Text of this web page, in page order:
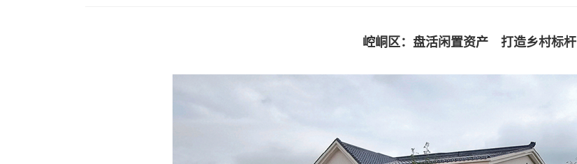
崆峒区：盘活闲置资产 打造乡村标杆